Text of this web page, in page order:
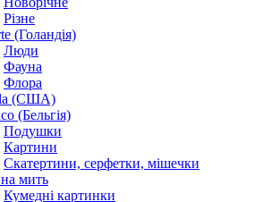
Різне
(Голандія)
Люди
Фауна
Флора
(США)
(Бельгія)
Подушки
Картини
Скатертини, серфетки, мішечки
мить
Кумедні картинки